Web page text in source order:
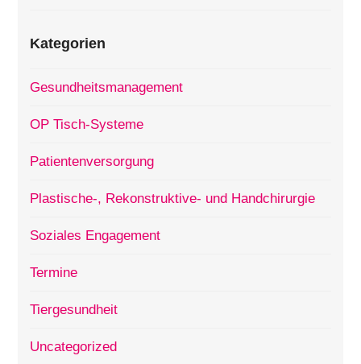
Kategorien
Gesundheitsmanagement
OP Tisch-Systeme
Patientenversorgung
Plastische-, Rekonstruktive- und Handchirurgie
Soziales Engagement
Termine
Tiergesundheit
Uncategorized